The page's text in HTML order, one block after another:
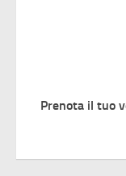
Prenota il tuo